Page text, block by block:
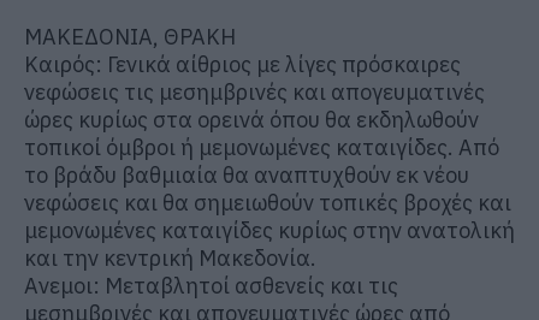
ΜΑΚΕΔΟΝΙΑ, ΘΡΑΚΗ
Καιρός: Γενικά αίθριος με λίγες πρόσκαιρες
νεφώσεις τις μεσημβρινές και απογευματινές
ώρες κυρίως στα ορεινά όπου θα εκδηλωθούν
τοπικοί όμβροι ή μεμονωμένες καταιγίδες. Από
το βράδυ βαθμιαία θα αναπτυχθούν εκ νέου
νεφώσεις και θα σημειωθούν τοπικές βροχές και
μεμονωμένες καταιγίδες κυρίως στην ανατολική
και την κεντρική Μακεδονία.
Ανεμοι: Μεταβλητοί ασθενείς και τις
μεσημβρινές και απογευματινές ώρες από